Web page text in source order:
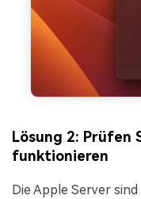
Lösung 2: Prüfen
funktionieren
Die Apple Server